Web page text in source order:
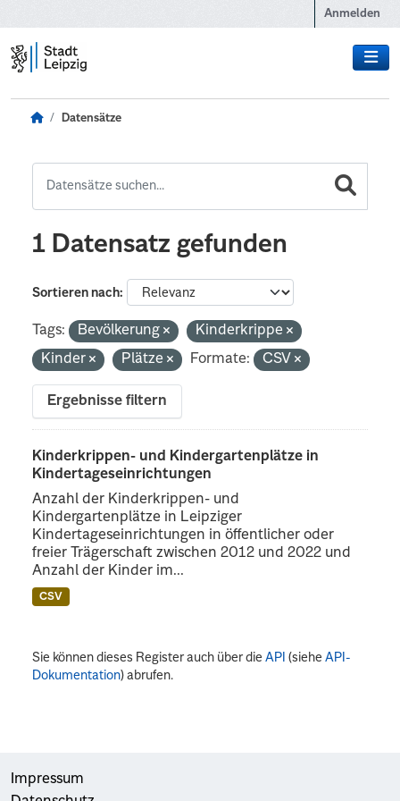
Anmelden
Datensätze
1 Datensatz gefunden
Sortieren nach
Tags: Bevölkerung
Kinderkrippe
Kinder
Plätze Formate: CSV
Ergebnisse filtern
Kinderkrippen- und Kindergartenplätze in
Kindertageseinrichtungen
Anzahl der Kinderkrippen- und
Kindergartenplätze in Leipziger
Kindertageseinrichtungen in öffentlicher oder
freier Trägerschaft zwischen 2012 und 2022 und
Anzahl der Kinder im...
CSV
Sie können dieses Register auch über dieAPI (sieheAPI-
Dokumentation) abrufen.
Impressum